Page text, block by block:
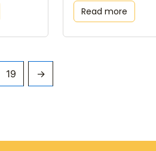
Read more
19 →